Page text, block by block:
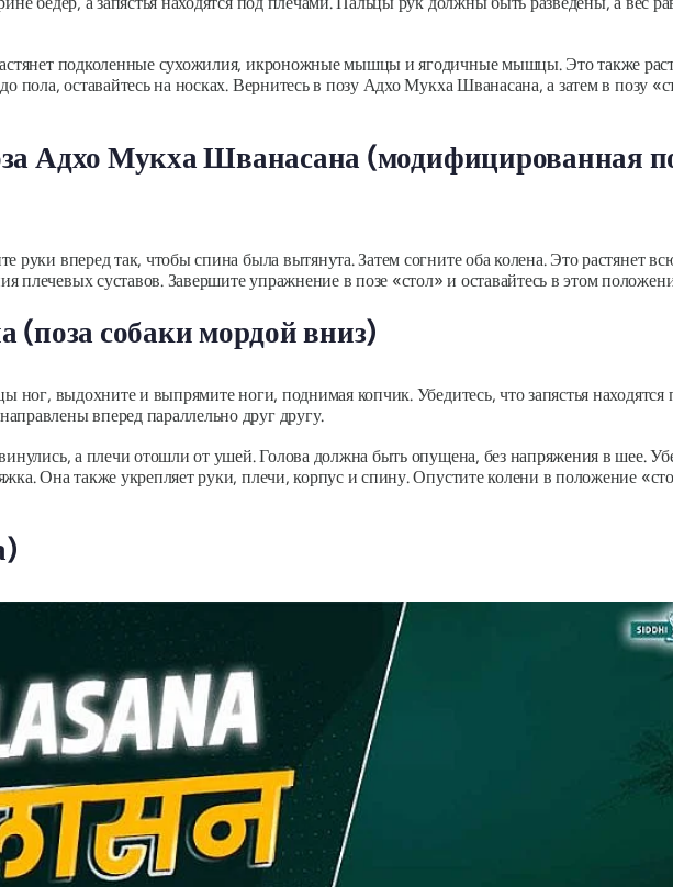
подколенные сухожилия, икроножные мышцы и ягодичные мышцы. Это также
пола, оставайтесь на носках. Вернитесь в позу Адхо Мукха Шванасана, а затем в позу
Адхо Мукха Шванасана (модифицированная
руки вперед так, чтобы спина была вытянута. Затем согните оба колена. Это растянет
плечевых суставов. Завершите упражнение в позе «стол» и оставайтесь в этом
собаки мордой вниз)
ног, выдохните и выпрямите ноги, поднимая копчик. Убедитесь, что запястья
вперед параллельно друг другу.
а плечи отошли от ушей. Голова должна быть опущена, без напряжения в шее.
Она также укрепляет руки, плечи, корпус и спину. Опустите колени в положение